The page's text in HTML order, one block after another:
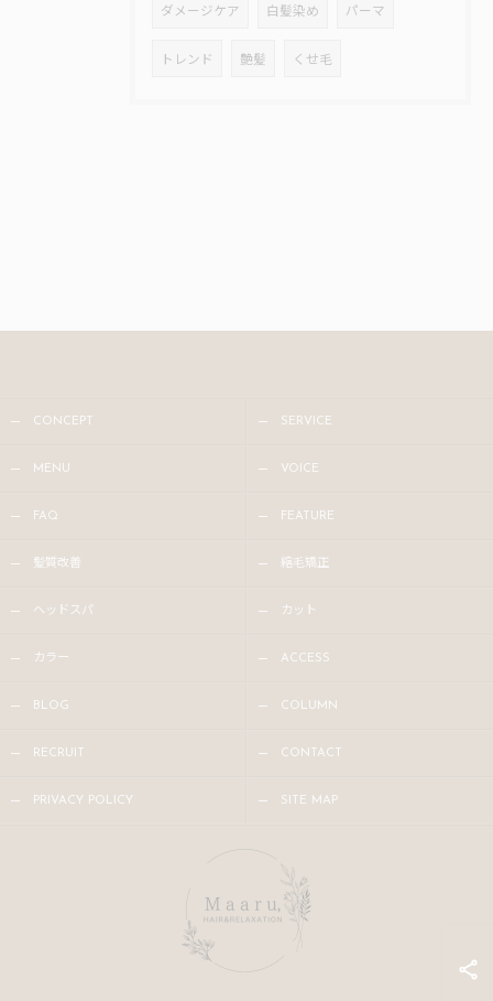
ダメージケア 白髪染め パーマ
トレンド 艶髪 くせ毛
CONCEPT SERVICE
MENU VOICE
FAQ FEATURE
髪質改善 縮毛矯正
ヘッドスパ カット
カラー ACCESS
BLOG COLUMN
RECRUIT CONTACT
PRIVACY POLICY SITE MAP